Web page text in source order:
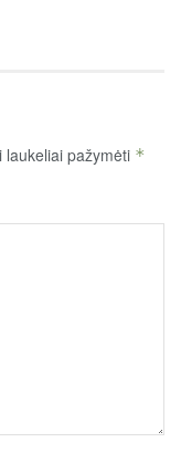
laukeliai pažymėti *